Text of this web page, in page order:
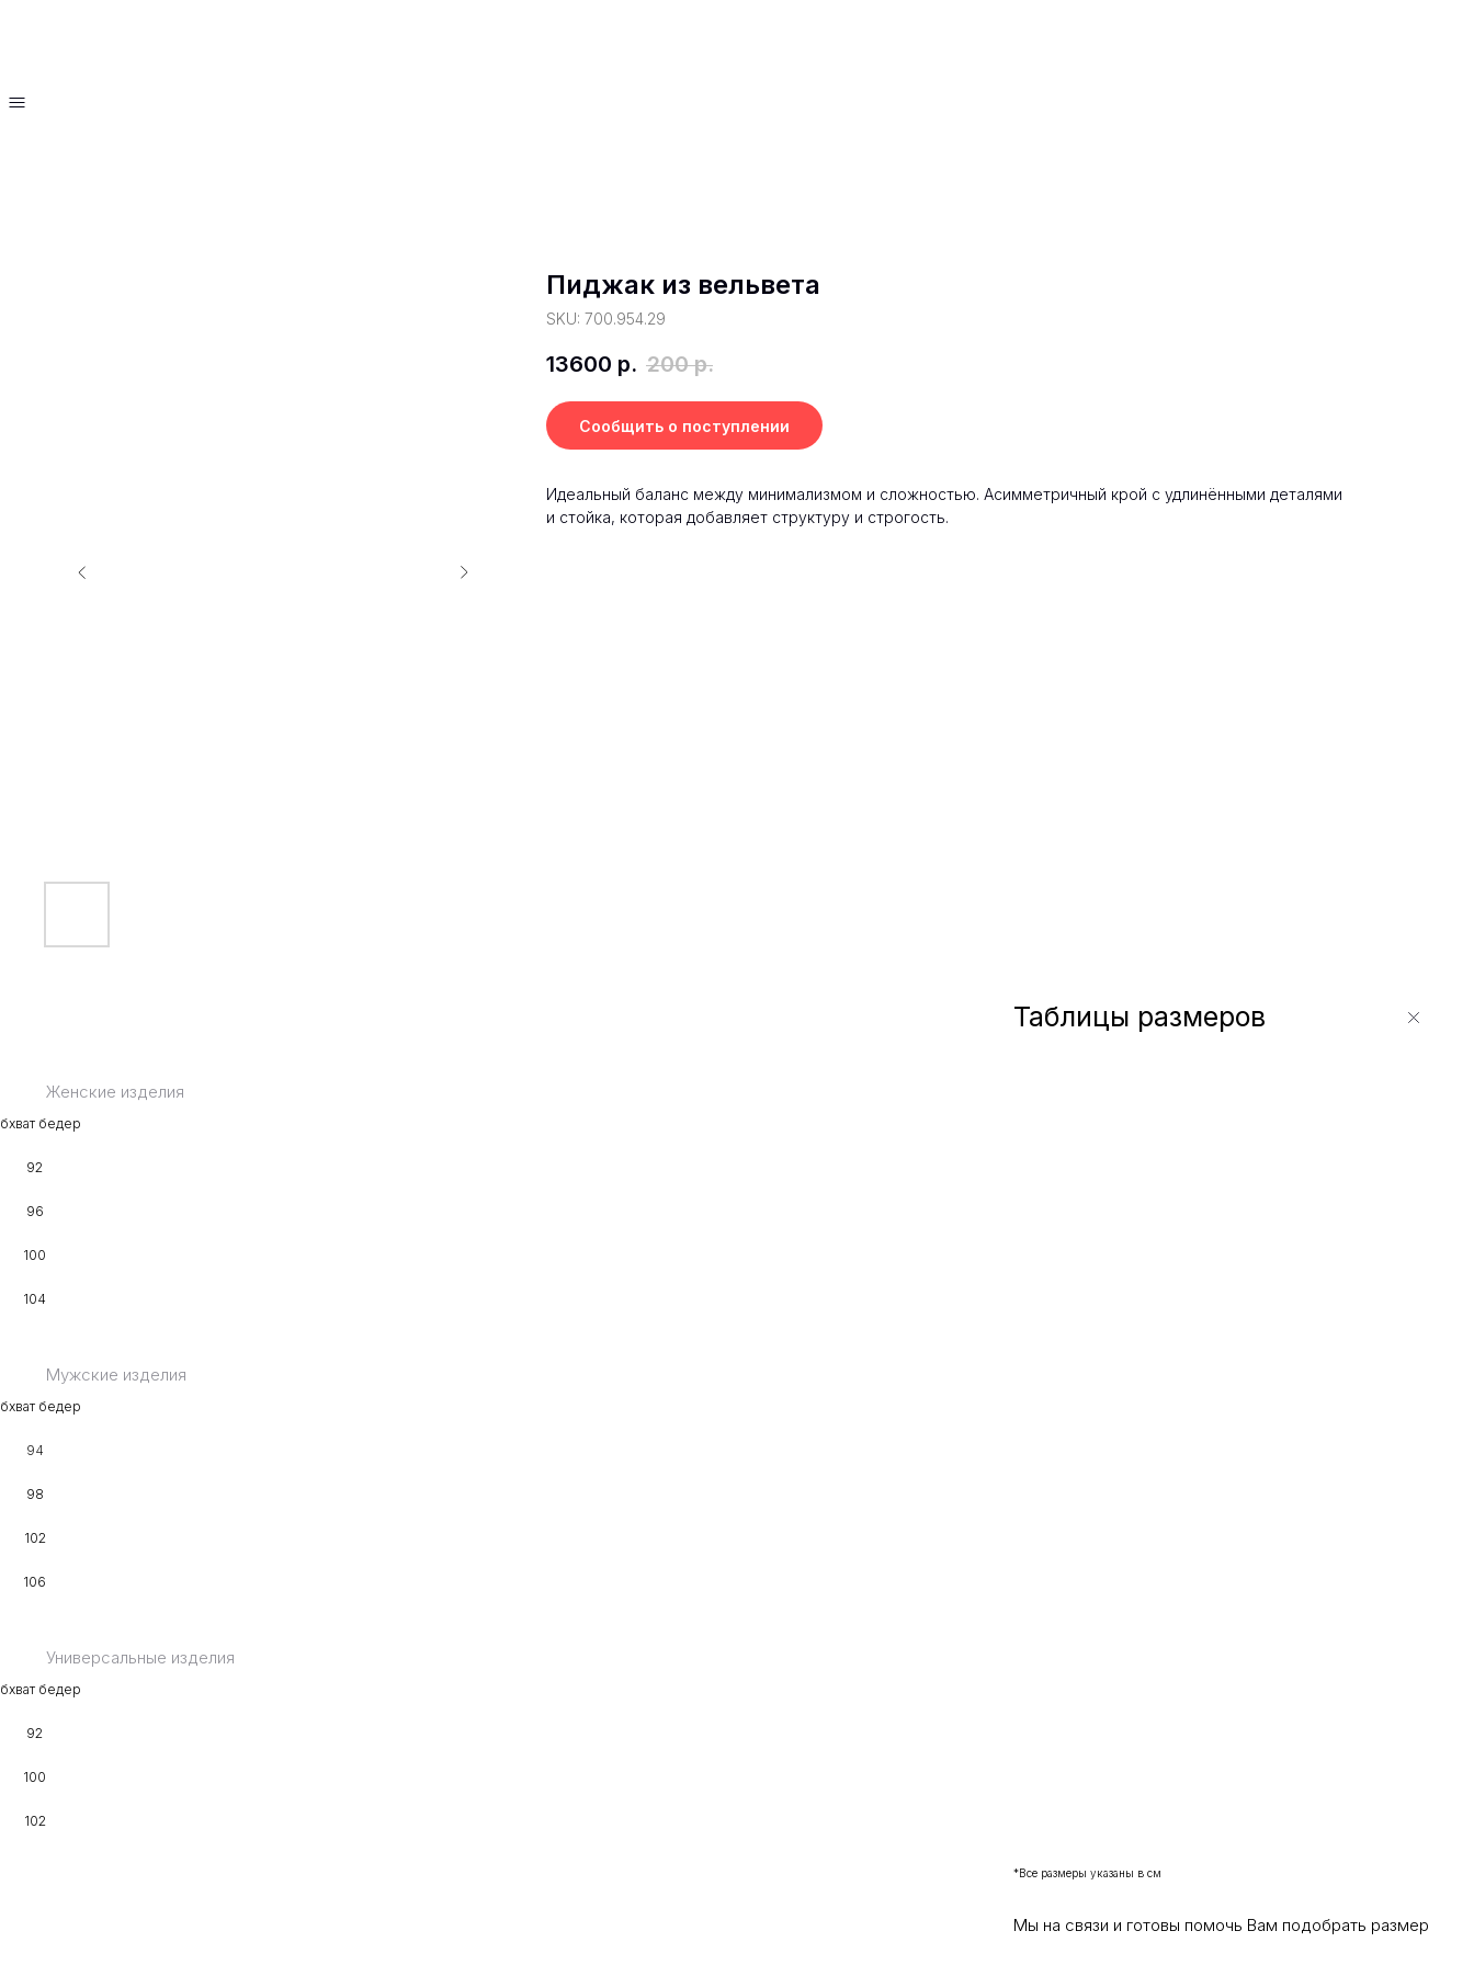
Пиджак из вельвета
SKU: 700.954.29
13600 р. 200 р.
Сообщить о поступлении
Идеальный баланс между минимализмом и сложностью. Асимметричный крой с удлинёнными деталями
и стойка, которая добавляет структуру и строгость.
Таблицы размеров
*Все размеры указаны в см
Мы на связи и готовы помочь Вам подобрать размер
104
100
96
92
бедер
Женские изделия
106
102
98
94
бедер
Мужские изделия
100
102
92
бедер
Универсальные изделия